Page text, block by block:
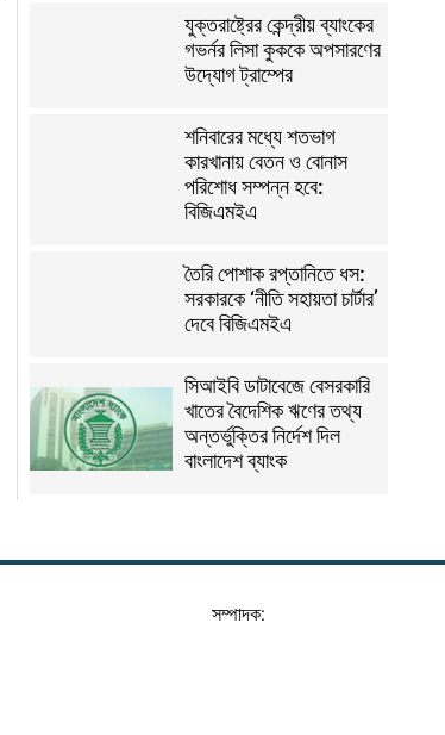
যুক্তরাষ্ট্রের কেন্দ্রীয় ব্যাংকের
গভর্নর লিসা কুককে অপসারণের
উদ্যোগ ট্রাম্পের
শনিবারের মধ্যে শতভাগ
কারখানায় বেতন ও বোনাস
পরিশোধ সম্পন্ন হবে:
বিজিএমইএ
তৈরি পোশাক রপ্তানিতে ধস:
সরকারকে ‘নীতি সহায়তা চার্টার’
দেবে বিজিএমইএ
সিআইবি ডাটাবেজে বেসরকারি
খাতের বৈদেশিক ঋণের তথ্য
অন্তর্ভুক্তির নির্দেশ দিল
বাংলাদেশ ব্যাংক
সম্পাদক: